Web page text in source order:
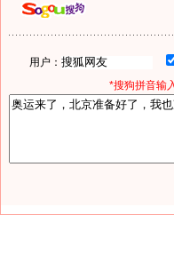
用户：
*搜狗拼音输